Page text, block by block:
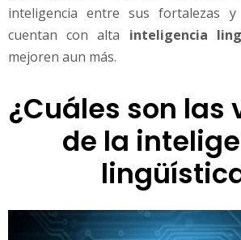
inteligencia entre sus fortalezas
cuentan con alta inteligencia
mejoren aun más.
¿Cuáles son las
de la